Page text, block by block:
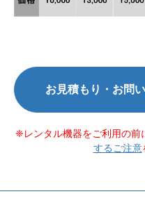
お見積もり・お問
レンタル機器をご利用の前
するご注意